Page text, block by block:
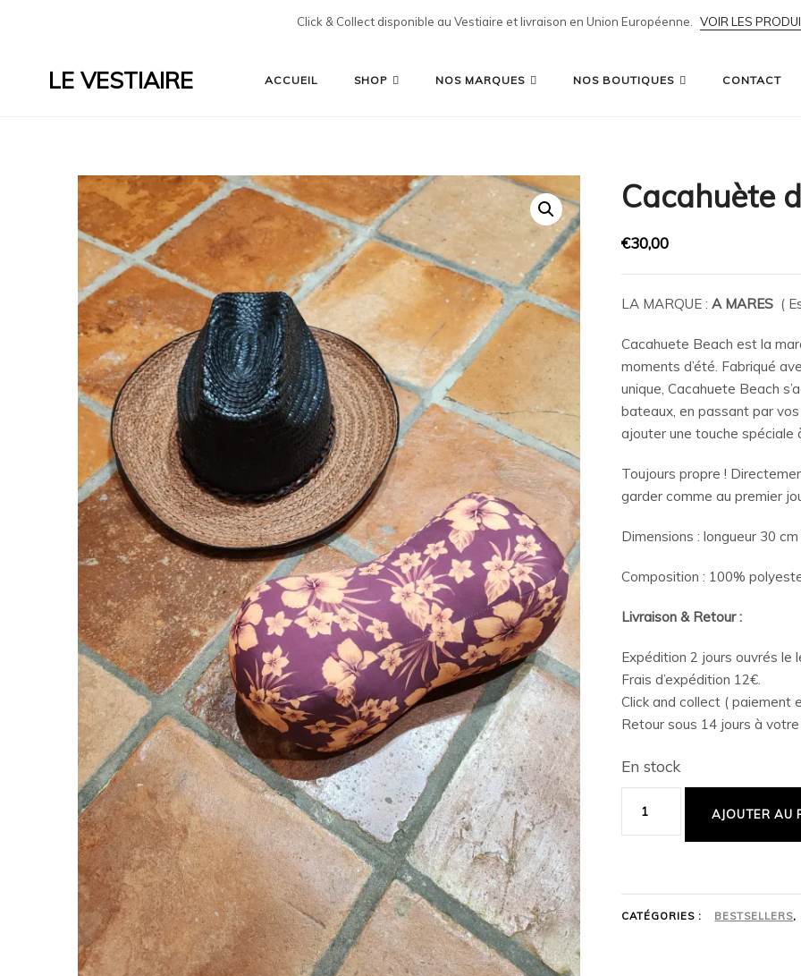
Click & Collect disponible au Vestiaire et livraison en Union Européenne. VOIR LES
LE VESTIAIRE ACCUEIL SHOP NOS MARQUES NOS BOUTIQUES CONTACT
Cacahuète
€30,00
LA MARQUE :A MARES (
Cacahuete Beach est la
moments d’été. Fabriqué
unique, Cacahuete Beach
bateaux, en passant par
ajouter une touche spéciale
Toujours propre !
garder comme au premier
Dimensions : longueur 30
Composition : 100%
Livraison & Retour :
Expédition 2 jours ouvrés le
Frais d’expédition 12€.
Click and collect ( paiement
Retour sous 14 jours à votre
En stock
AJOUTER AU
CATÉGORIES : BESTSELLERS,